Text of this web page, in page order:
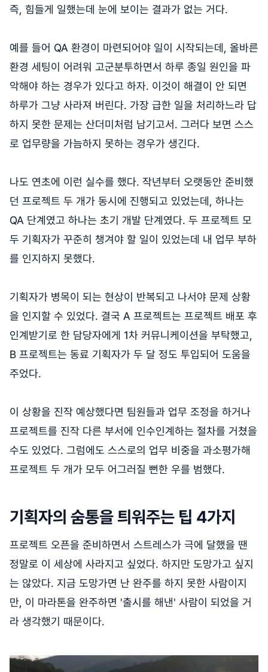
즉, 힘들게 일했는데 눈에 보이는 결과가 없는 거다.
예를 들어 QA 환경이 마련되어야 일이 시작되는데, 올바른
환경 세팅이 어려워 고군분투하면서 하루 종일 원인을 파
악해야 하는 경우가 있다고 하자. 이것이 해결이 안 되면
하루가 그냥 사라져 버린다. 가장 급한 일을 처리하느라 답
하지 못한 문제는 산더미처럼 남기고서. 그러다 보면 스스
로 업무량을 가늠하지 못하는 경우가 생긴다.
나도 연초에 이런 실수를 했다. 작년부터 오랫동안 준비했
던 프로젝트 두 개가 동시에 진행되고 있었는데, 하나는
QA 단계였고 하나는 초기 개발 단계였다. 두 프로젝트 모
두 기획자가 꾸준히 챙겨야 할 일이 있었는데 내 업무 부하
를 인지하지 못했다.
기획자가 병목이 되는 현상이 반복되고 나서야 문제 상황
을 인지할 수 있었다. 결국 A 프로젝트는 프로젝트 배포 후
인계받기로 한 담당자에게 1차 커뮤니케이션을 부탁했고,
B 프로젝트는 동료 기획자가 두 달 정도 투입되어 도움을
주었다.
이 상황을 진작 예상했다면 팀원들과 업무 조정을 하거나
프로젝트를 진작 다른 부서에 인수인계하는 절차를 거쳤을
수도 있었다. 그럼에도 스스로의 업무 비중을 과소평가해
프로젝트 두 개가 모두 어그러질 뻔한 우를 범했다.
기획자의 숨통을 틔워주는 팁 4가지
프로젝트 오픈을 준비하면서 스트레스가 극에 달했을 땐
정말로 이 세상에 사라지고 싶었다. 하지만 도망가고 싶지
는 않았다. 지금 도망가면 난 완주를 하지 못한 사람이지
만, 이 마라톤을 완주하면 '출시를 해낸' 사람이 되었을 거
라 생각했기 때문이다.